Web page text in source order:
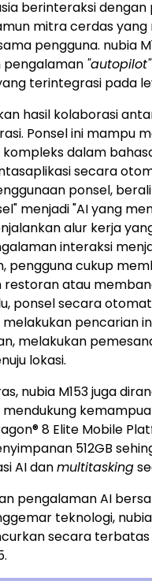
berinteraksi dengan
mitra cerdas
pengguna. nubia
pengalaman "autopilot"
terintegrasi pada
hasil kolaborasi
Ponsel ini mampu
dalam
secara
ponsel,
menjadi "AI yang
alur kerja
interaksi
pengguna cukup
restoran atau
ponsel secara
pencarian
melakukan
lokasi.
nubia M153 juga
8 Elite Mobile
512GB
AI danmultitasking
pengalaman AI
teknologi,
secara